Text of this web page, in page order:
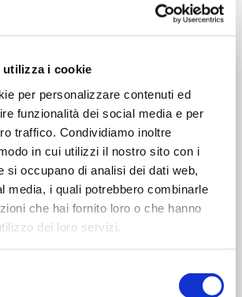
i cookie
per personalizzare contenuti ed
funzionalità dei social media e per
traffico. Condividiamo inoltre
in cui utilizzi il nostro sito con i
si occupano di analisi dei dati web,
media, i quali potrebbero combinarle
che hai fornito loro o che hanno
dei loro servizi.
Live
Update
preoccuparti di installare gli
trovi sempre il tuo